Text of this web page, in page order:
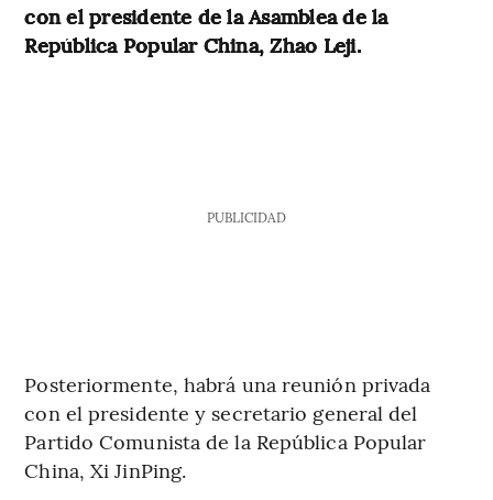
con el presidente de la Asamblea de la
República Popular China, Zhao Leji.
PUBLICIDAD
Posteriormente, habrá una reunión privada
con el presidente y secretario general del
Partido Comunista de la República Popular
China, Xi JinPing.